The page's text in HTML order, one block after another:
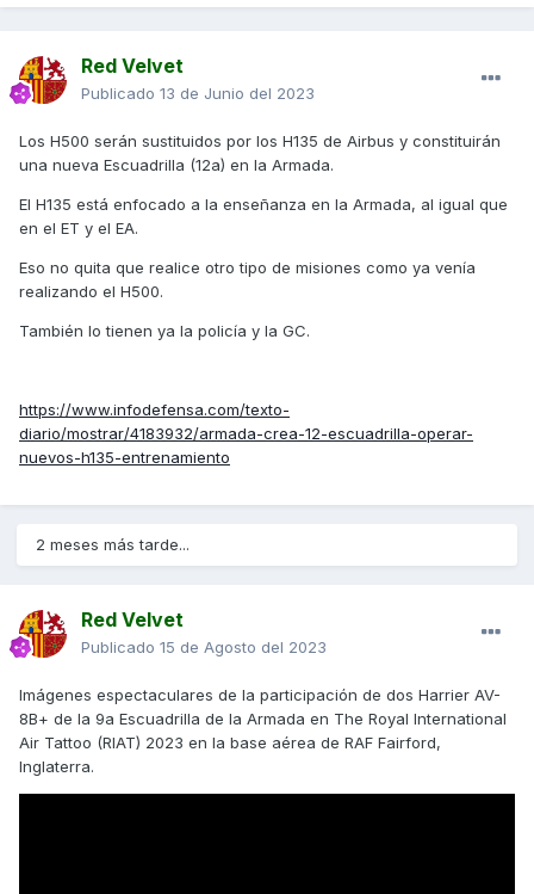
Red Velvet
Publicado 13 de Junio del 2023
Los H500 serán sustituidos por los H135 de Airbus y constituirán
una nueva Escuadrilla (12a) en la Armada.
El H135 está enfocado a la enseñanza en la Armada, al igual que
en el ET y el EA.
Eso no quita que realice otro tipo de misiones como ya venía
realizando el H500.
También lo tienen ya la policía y la GC.
https://www.infodefensa.com/texto-
diario/mostrar/4183932/armada-crea-12-escuadrilla-operar-
nuevos-h135-entrenamiento
2 meses más tarde...
Red Velvet
Publicado 15 de Agosto del 2023
Imágenes espectaculares de la participación de dos Harrier AV-
8B+ de la 9a Escuadrilla de la Armada en The Royal International
Air Tattoo (RIAT) 2023 en la base aérea de RAF Fairford,
Inglaterra.